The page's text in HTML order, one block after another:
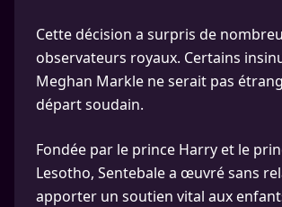
Cette décision a surpris de
observateurs royaux. Certains
Meghan Markle ne serait pas
départ soudain.​
Fondée par le prince Harry et le
Lesotho, Sentebale a œuvré sans
apporter un soutien vital aux